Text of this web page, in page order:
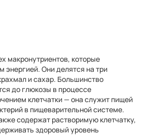
макронутриентов, которые
энергией. Они делятся на три
и сахар. Большинство
до глюкозы в процессе
клетчатки — она служит пищей
в пищеварительной системе.
содержат растворимую клетчатку,
здоровый уровень